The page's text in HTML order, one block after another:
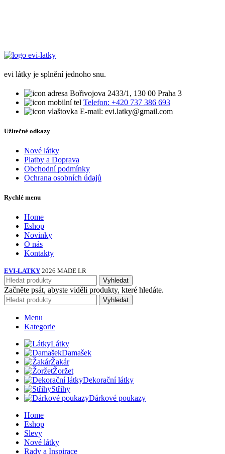
evi látky je splnění jednoho snu.
Bořivojova 2433/1, 130 00 Praha 3
Telefon: +420 737 386 693
E-mail: evi.latky@gmail.com
Užitečné odkazy
Nové látky
Platby a Doprava
Obchodní podmínky
Ochrana osobních údajů
Rychlé menu
Home
Eshop
Novinky
O nás
Kontakty
EVI-LATKY 2026 MADE LR
Vyhledat
Začněte psát, abyste viděli produkty, které hledáte.
Vyhledat
Menu
Kategorie
Látky
Damašek
Žakár
Žoržet
Dekorační látky
Střihy
Dárkové poukazy
Home
Eshop
Slevy
Nové látky
Rady a Inspirace